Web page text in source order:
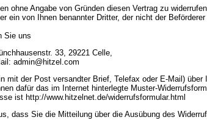
ohne Angabe von Gründen diesen Vertrag zu
ein von Ihnen benannter Dritter, der nicht der
Sie uns
33, 29221 Celle,
admin@hitzel.com
mit der Post versandter Brief, Telefax oder E-Mail) über
dafür das im Internet hinterlegte Muster-
ist http://www.hitzelnet.de/widerrufsformular.html
dass Sie die Mitteilung über die Ausübung des